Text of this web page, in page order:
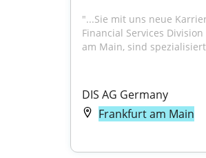
"...Sie mit uns neue
Financial Services Division
am Main, sind
DIS AG Germany
Frankfurt am Main